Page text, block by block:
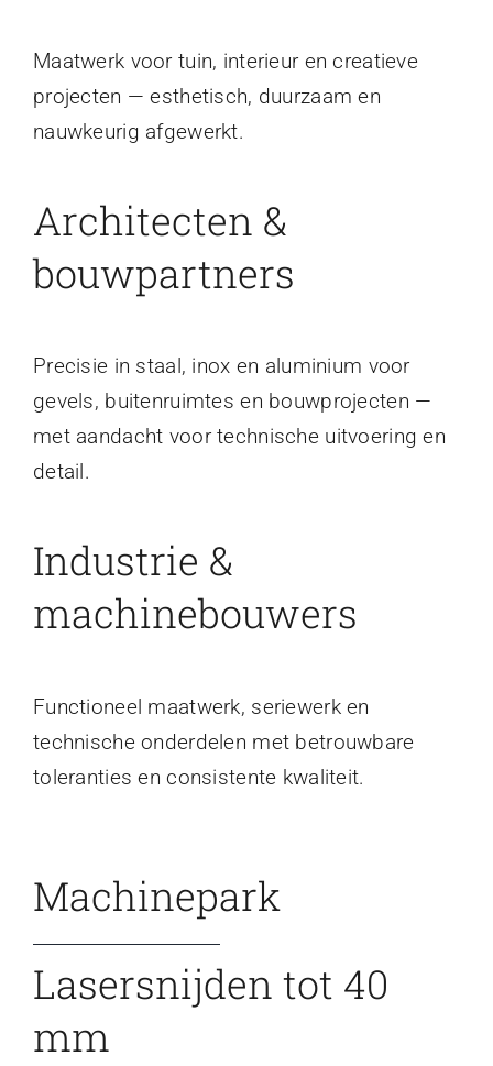
Maatwerk voor tuin, interieur en creatieve
projecten — esthetisch, duurzaam en
nauwkeurig afgewerkt.
Architecten &
bouwpartners
Precisie in staal, inox en aluminium voor
gevels, buitenruimtes en bouwprojecten —
met aandacht voor technische uitvoering en
detail.
Industrie &
machinebouwers
Functioneel maatwerk, seriewerk en
technische onderdelen met betrouwbare
toleranties en consistente kwaliteit.
Machinepark
Lasersnijden tot 40
mm